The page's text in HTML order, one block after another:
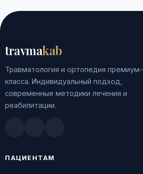
travmakab
Травматология и ортопедия премиум-
класса. Индивидуальный подход,
современные методики лечения и
реабилитации.
ПАЦИЕНТАМ